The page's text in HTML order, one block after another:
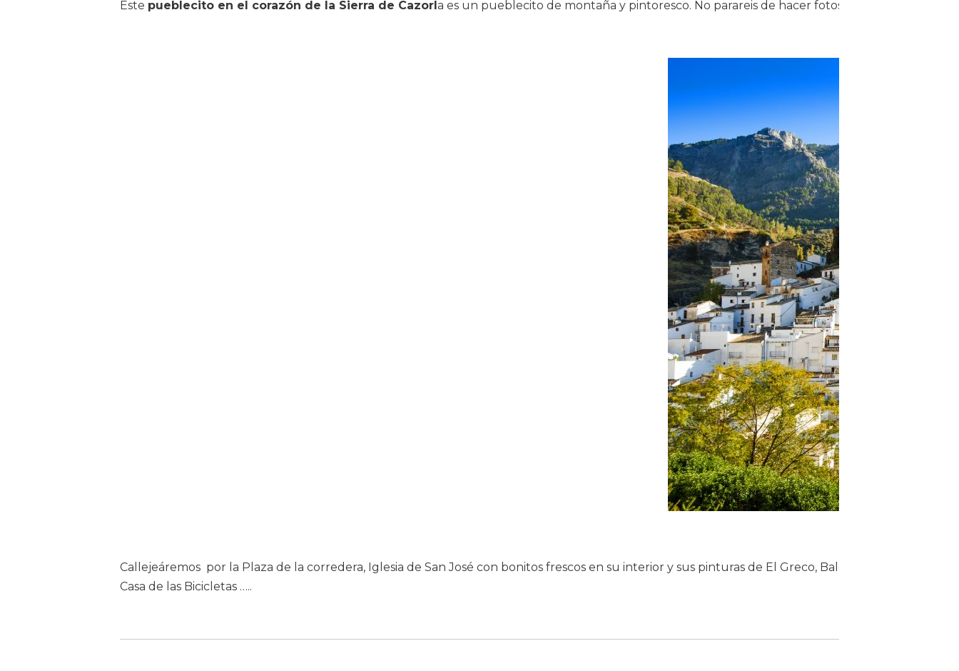
Este pueblecito en el corazón de la Sierra de Cazorla es un pueblecito de montaña y pintoresco. No parareis de hacer fotos os lo aseguramos!
Callejeáremos por la Plaza de la corredera, Iglesia de San José con bonitos frescos en su interior y sus pinturas de El Greco, Balcón del Pintor
Casa de las Bicicletas …..